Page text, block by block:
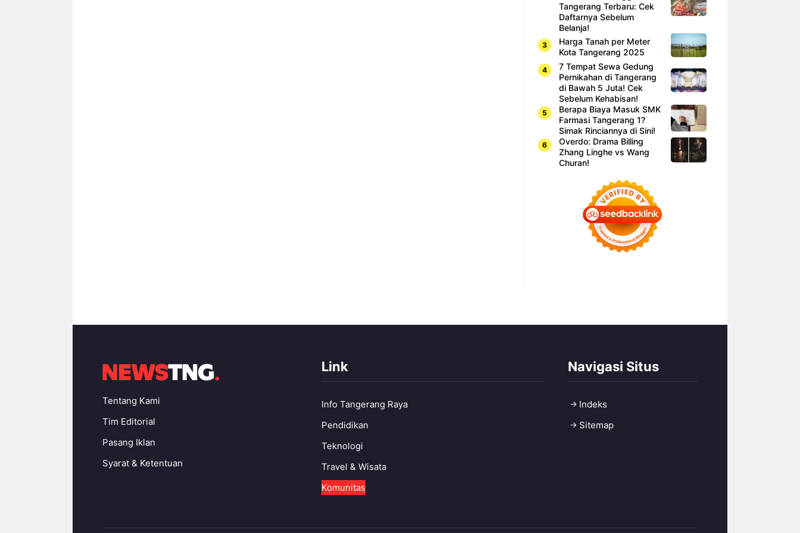
Tangerang Terbaru: Cek
Daftarnya Sebelum
Belanja!
Harga Tanah per Meter
Kota Tangerang 2025
7 Tempat Sewa Gedung
Pernikahan di Tangerang
di Bawah 5 Juta! Cek
Sebelum Kehabisan!
Berapa Biaya Masuk SMK
Farmasi Tangerang 1?
Simak Rinciannya di Sini!
Overdo: Drama Billing
Zhang Linghe vs Wang
Churan!
Tentang Kami
Tim Editorial
Pasang Iklan
Syarat & Ketentuan
Link
Info Tangerang Raya
Pendidikan
Teknologi
Travel & Wisata
Komunitas
Navigasi Situs
Indeks
Sitemap